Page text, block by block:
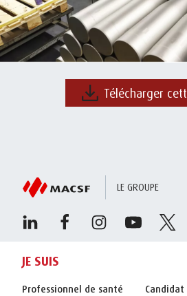
Télécharger
LE GROUPE
JE SUIS
Professionnel de santé Candidat